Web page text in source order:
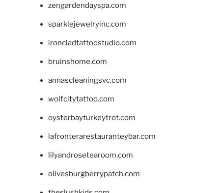
zengardendayspa.com
sparklejewelryinc.com
ironcladtattoostudio.com
bruinshome.com
annascleaningsvc.com
wolfcitytattoo.com
oysterbayturkeytrot.com
lafronterarestauranteybar.com
lilyandrosetearoom.com
olivesburgberrypatch.com